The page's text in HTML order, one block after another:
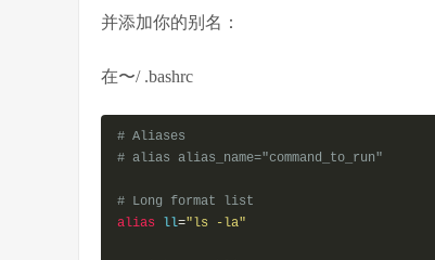
并添加你的别名：
在〜/ .bashrc
# Aliases
# alias alias_name="command_to_run"
# Long format list
alias ll="ls -la"